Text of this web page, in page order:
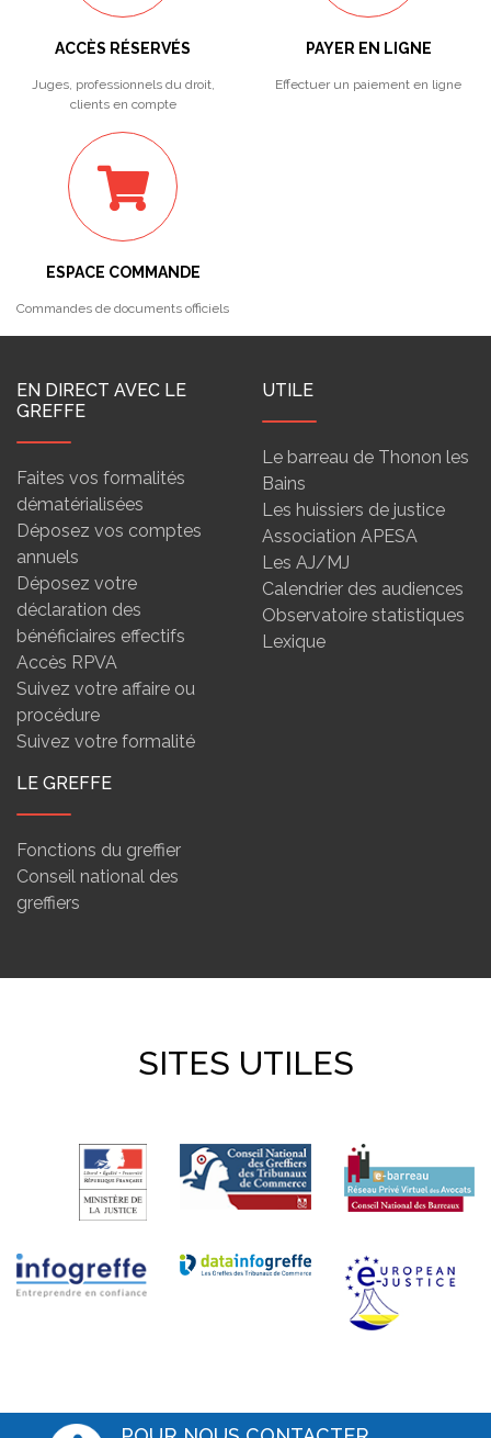
ACCÈS RÉSERVÉS
Juges, professionnels du droit,
clients en compte
PAYER EN LIGNE
Effectuer un paiement en ligne
ESPACE COMMANDE
Commandes de documents officiels
EN DIRECT AVEC LE
GREFFE
Faites vos formalités
dématérialisées
Déposez vos comptes
annuels
Déposez votre
déclaration des
bénéficiaires effectifs
Accès RPVA
Suivez votre affaire ou
procédure
Suivez votre formalité
UTILE
Le barreau de Thonon les
Bains
Les huissiers de justice
Association APESA
Les AJ/MJ
Calendrier des audiences
Observatoire statistiques
Lexique
LE GREFFE
Fonctions du greffier
Conseil national des
greffiers
SITES UTILES